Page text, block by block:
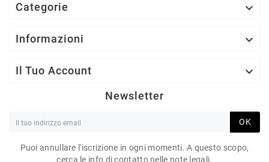
Categorie 
Informazioni 
Il Tuo Account 
Newsletter
OK
Puoi annullare l'iscrizione in ogni momenti. A questo scopo,
cerca le info di contatto nelle note legali.